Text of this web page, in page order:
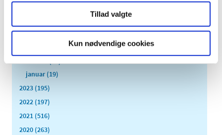
Tillad valgte
Kun nødvendige cookies
januar (19)
2023 (195)
2022 (197)
2021 (516)
2020 (263)